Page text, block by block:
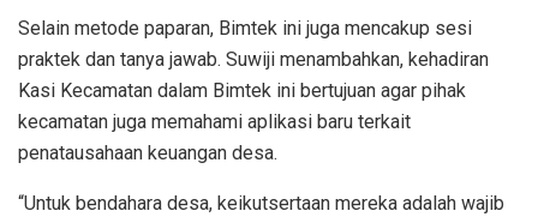
Selain metode paparan, Bimtek ini juga mencakup sesi
praktek dan tanya jawab. Suwiji menambahkan, kehadiran
Kasi Kecamatan dalam Bimtek ini bertujuan agar pihak
kecamatan juga memahami aplikasi baru terkait
penatausahaan keuangan desa.
“Untuk bendahara desa, keikutsertaan mereka adalah wajib